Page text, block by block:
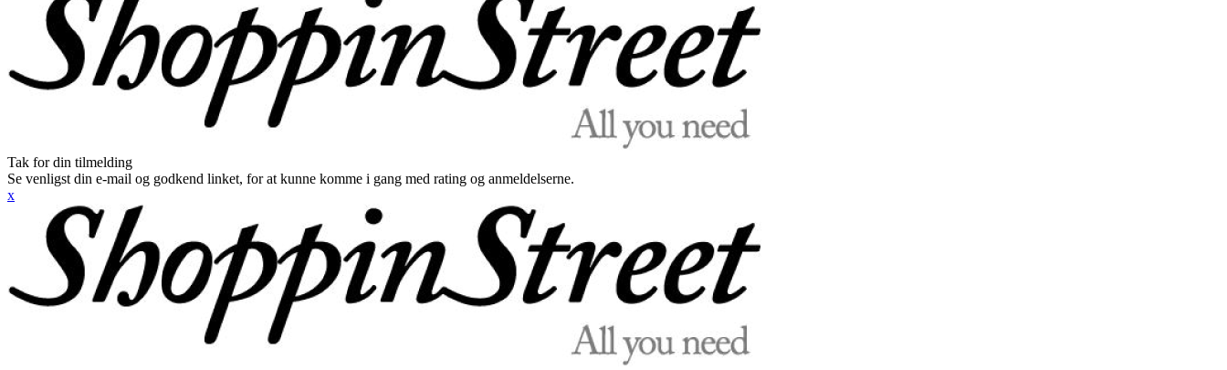
Tak for din tilmelding
Se venligst din e-mail og godkend linket, for at kunne komme i gang med rating og anmeldelserne.
x